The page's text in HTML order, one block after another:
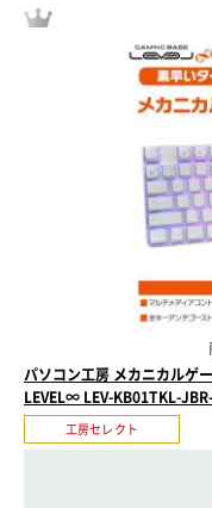
パソコン工房 メカニカルゲ
LEVEL∞ LEV-KB01TKL-
工房セレクト